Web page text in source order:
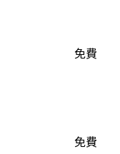
免費
免費